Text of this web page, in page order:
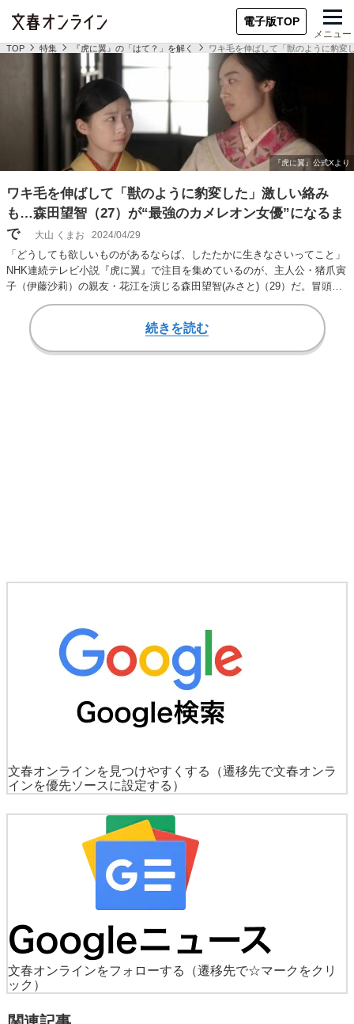
電子版TOP
メニュー
TOP 特集 『虎に翼』の「はて？」を解く ワキ毛を伸ばして「獣のように豹変
ワキ毛を伸ばして「獣のように豹変した」激しい絡み
も…森田望智（27）が“最強のカメレオン女優”になるま
で
大山 くまお 2024/04/29
「どうしても欲しいものがあるならば、したたかに生きなさいってこと」
NHK連続テレビ小説『虎に翼』で注目を集めているのが、主人公・猪爪寅
子（伊藤沙莉）の親友・花江を演じる森田望智(みさと)（29）だ。冒頭の
セリフは猪…
続きを読む
文春オンラインを見つけやすくする
（遷移先で文春オンラ
インを優先ソースに設定する）
文春オンラインをフォローする
（遷移先で☆マークをクリ
ック）